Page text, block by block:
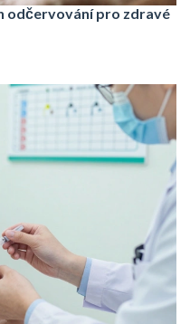
odčervování pro zdravé